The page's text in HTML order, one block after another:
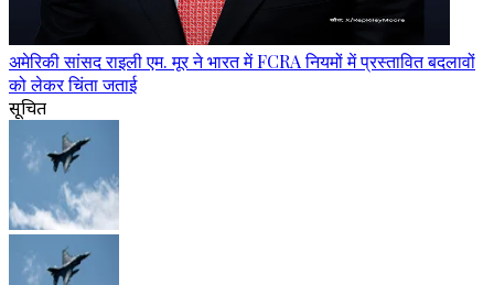
अमेरिकी सांसद राइली एम. मूर ने भारत में FCRA नियमों में प्रस्तावित बदलावों
को लेकर चिंता जताई
सूचित